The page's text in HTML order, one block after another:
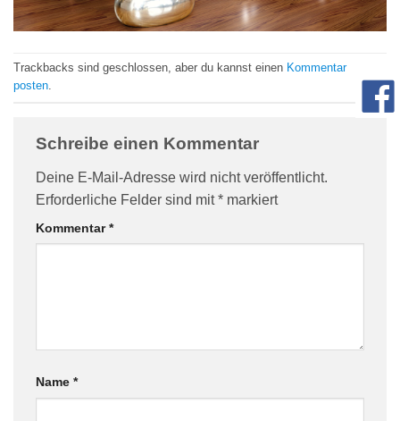
Trackbacks sind geschlossen, aber du kannst einen Kommentar
posten.
Schreibe einen Kommentar
Deine E-Mail-Adresse wird nicht veröffentlicht.
Erforderliche Felder sind mit* markiert
Kommentar*
Name *